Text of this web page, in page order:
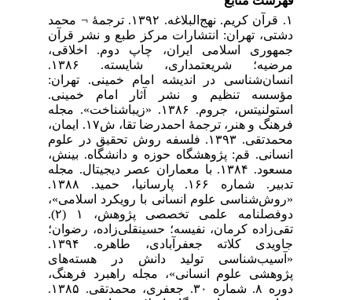
۱. قرآن کریم. نهج‌البلاغه. ۱۳۹۲. ترجمۀ ¬ محمد
تهران: انتشارات مرکز طبع و نشر قرآن
اسلامی ایران، چاپ دوم. اخلاقی،
مرضیه؛ شریعتمداری، شایسته. ۱۳۸۶.
در اندیشه امام خمینی. تهران:
تنظیم و نشر آثار امام خمینی.
استولنیتس، جروم. ۱۳۸۶. «زیباشناخت». مجله
فرهنگ و هنر، ترجمۀ احمدرضا تقا، ش۱۷. ایمان،
محمدتقی. ۱۳۹۳. فلسفه روش تحقیق در علوم
قم: پژوهشگاه حوزه و دانشگاه. بینش،
مسعود. ۱۳۸۴. با معماران عصر دیجیتال. مجله
تدبیر. شماره ۱۶۶. پارسانیا، حمید. ۱۳۸۸.
علوم انسانی با رویکرد اسلامی»،
دوفصلنامه علمی تخصصی پژوهش، ۱ (۲).
کرمان، نفیسه؛ حسینقلی‌زاده، رضوان؛
جاویدی کلاته جعفرآبادی، طاهره. ۱۳۹۴.
تولید دانش در هسته‌های
علوم انسانی»، مجله راهبرد فرهنگ،
دوره ۸. شماره ۳۰. جعفری، محمدتقی. ۱۳۸۵.